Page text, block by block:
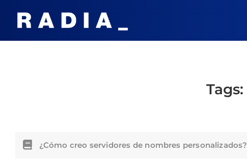
Tags:
¿Cómo creo servidores de nombres personalizados?